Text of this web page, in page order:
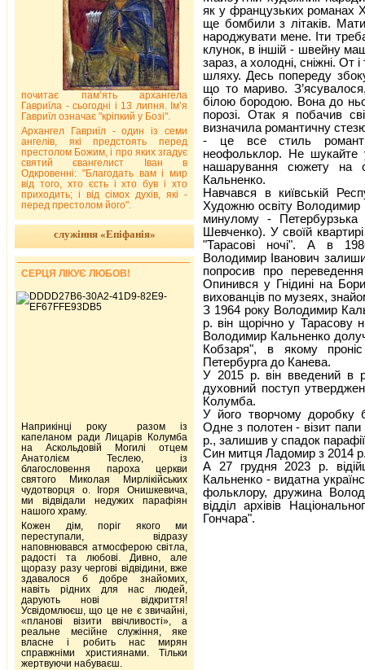
як у французьких романах
ще бомбили з літаків.
народжувати мене. Іти
клунок, в іншій - швейну
зараз, а холодні, сніжні. От
шляху. Десь попереду
що то мариво.
білою бородою. Вона до
порозі. Отак я побачив
визначила романтичну
- це все стиль
неофольклор. Не шукайте
нашарування сюжету на
Кальненко.
Навчався в київській
Художню освіту Володимир
минулому - Петербурзька
Шевченко). У своїй
"Тарасові ночі". А в
Володимир Іванович
попросив про
Опинився у Гнідині на
вихованців по музеях,
З 1964 року Володимир
р. він щорічно у Тарасову
Володимир Кальненко
Кобзаря", в якому
Петербурга до Канева.
У 2015 р. він введений в
духовний поступ
Колумба.
У його творчому доробку
Одне з полотен - візит
р., залишив у спадок
Син митця Ладомир з 2014 р.
А 27 грудня 2023 р.
Кальненко - видатна
фольклору, дружина
відділ архівів
Гончара".
почитає пам’ять архангела
Гавриїла - сьогодні і 13 липня. Ім’я
Гавриїл означає "кріпкий у Бозі".
Архангел Гавриїл - один із семи
ангелів, які предстоять перед
престолом Божим, і про яких згадує
святий євангелист Іван в
Одкровенні: "Благодать вам і мир
від того, хто єсть і хто був і хто
приходить; і від сімох духів, які -
перед престолом його".
служіння «Епіфанія»
СЕРЦЯ ЛІКУЄ ЛЮБОВ!
Наприкінці року разом із
капеланом ради Лицарів Колумба
на Аскольдовій Могилі отцем
Анатолієм Теслею, із
благословення пароха церкви
святого Миколая Мирлікійських
чудотворця о. Ігоря Онишкевича,
ми відвідали недужих парафіян
нашого храму.
Кожен дім, поріг якого ми
переступали, відразу
наповнювався атмосферою світла,
радості та любові. Дивно, але
щоразу разу чергові відвідини, вже
здавалося б добре знайомих,
навіть рідних для нас людей,
дарують нові відкриття!
Усвідомлюєш, що це не є звичайні,
«планові візити ввічливості», а
реальне месійне служіння, яке
власне і робить нас мирян
справжніми християнами. Тільки
жертвуючи набуваєш.